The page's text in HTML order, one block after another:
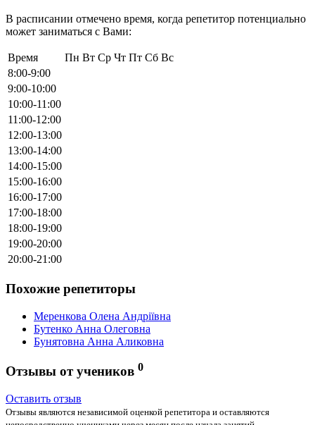
В расписании отмечено время, когда репетитор потенциально
может заниматься с Вами:
Время Пн Вт Ср Чт Пт Сб Вс
8:00-9:00
9:00-10:00
10:00-11:00
11:00-12:00
12:00-13:00
13:00-14:00
14:00-15:00
15:00-16:00
16:00-17:00
17:00-18:00
18:00-19:00
19:00-20:00
20:00-21:00
Похожие репетиторы
Меренкова Олена Андріївна
Бутенко Анна Олеговна
Бунятовна Анна Аликовна
Отзывы от учеников 0
Оставить отзыв
Отзывы являются независимой оценкой репетитора и оставляются